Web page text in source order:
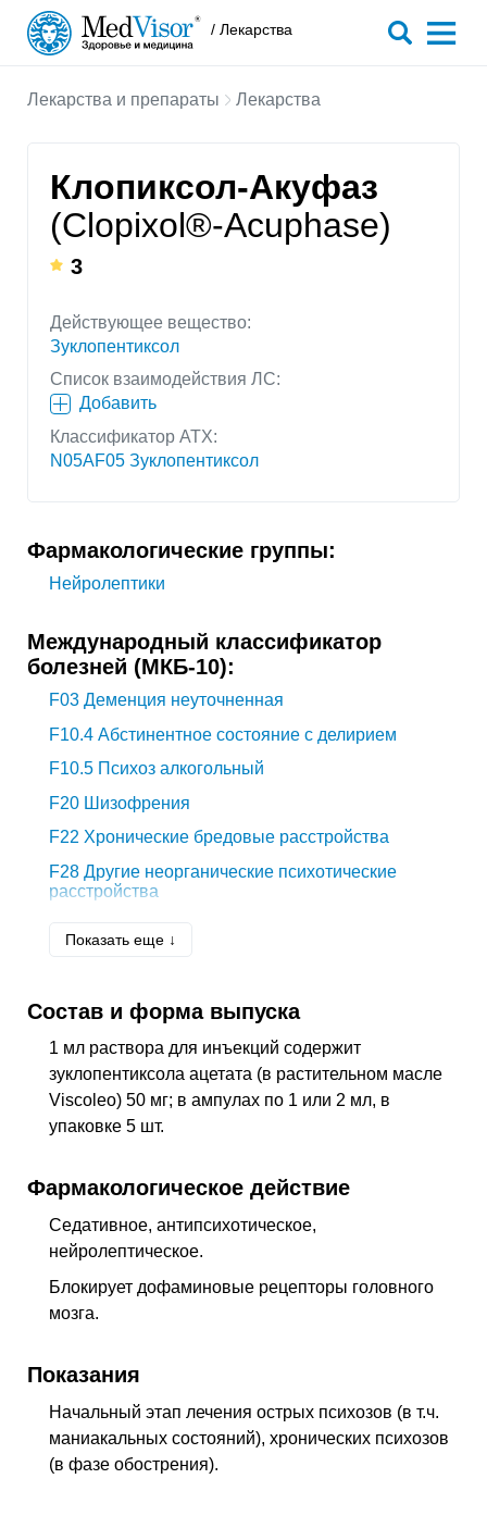
/ Лекарства
Лекарства и препараты Лекарства
Клопиксол-Акуфаз
(Clopixol®-Acuphase)
3
Действующее вещество:
Зуклопентиксол
Список взаимодействия ЛС:
Добавить
Классификатор АТХ:
N05AF05 Зуклопентиксол
Фармакологические группы:
Нейролептики
Международный классификатор
болезней (МКБ-10):
F03 Деменция неуточненная
F10.4 Абстинентное состояние с делирием
F10.5 Психоз алкогольный
F20 Шизофрения
F22 Хронические бредовые расстройства
F28 Другие неорганические психотические
расстройства
Расстройства поведения
R41.0
Нарушение ориентировки неуточненное
R44.3Галлюцинации неуточненные
R45.1Беспокойство и возбуждение
Показать еще ↓
Состав и форма выпуска
1 мл раствора для инъекций содержит
зуклопентиксола ацетата (в растительном масле
Viscoleo) 50 мг; в ампулах по 1 или 2 мл, в
упаковке 5 шт.
Фармакологическое действие
Седативное, антипсихотическое,
нейролептическое.
Блокирует дофаминовые рецепторы головного
мозга.
Показания
Начальный этап лечения острых психозов (в т.ч.
маниакальных состояний), хронических психозов
(в фазе обострения).